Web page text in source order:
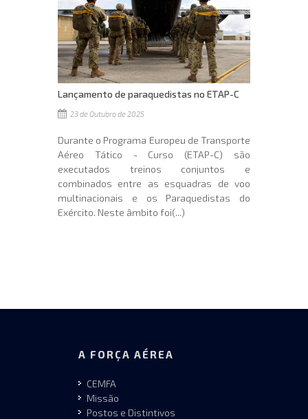
Lançamento de paraquedistas no ETAP-C
23 de Outubro de 2025
Durante o Programa Europeu de Transporte
Aéreo Tático - Curso (ETAP-C) são
executados treinos conjuntos e
combinados entre as esquadras de voo
multinacionais e os Paraquedistas do
Exército. Neste âmbito foi(...)
A FORÇA AÉREA
CEMFA
Missão
Postos e Distintivos